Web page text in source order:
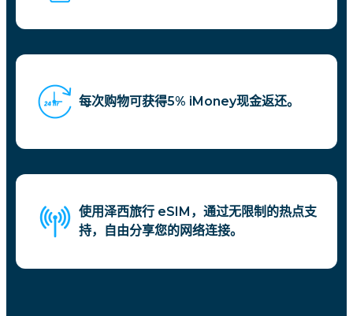
每次购物可获得5% iMoney现金返还。
使用泽西旅行 eSIM，通过无限制的热点支
持，自由分享您的网络连接。